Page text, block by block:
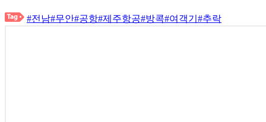
#전남#무안#공항#제주항공#방콕#여객기 #추락